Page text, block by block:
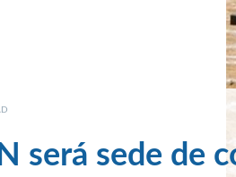
será sede de